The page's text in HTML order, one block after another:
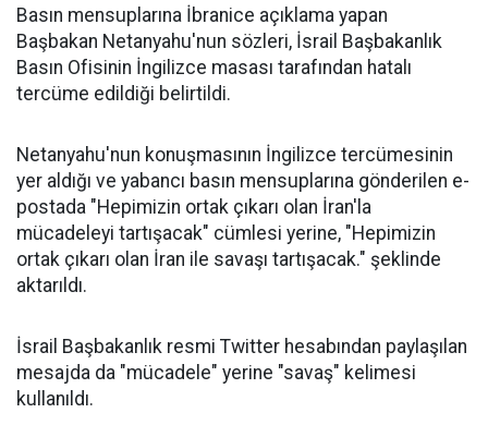
Basın mensuplarına İbranice açıklama yapan
Başbakan Netanyahu'nun sözleri, İsrail Başbakanlık
Basın Ofisinin İngilizce masası tarafından hatalı
tercüme edildiği belirtildi.
Netanyahu'nun konuşmasının İngilizce tercümesinin
yer aldığı ve yabancı basın mensuplarına gönderilen e-
postada "Hepimizin ortak çıkarı olan İran'la
mücadeleyi tartışacak" cümlesi yerine, "Hepimizin
ortak çıkarı olan İran ile savaşı tartışacak." şeklinde
aktarıldı.
İsrail Başbakanlık resmi Twitter hesabından paylaşılan
mesajda da "mücadele" yerine "savaş" kelimesi
kullanıldı.